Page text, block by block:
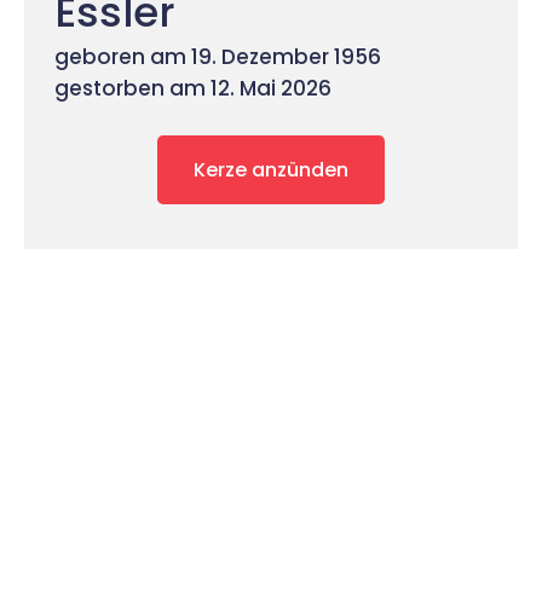
Essler
geboren am 19. Dezember 1956
gestorben am 12. Mai 2026
Kerze anzünden